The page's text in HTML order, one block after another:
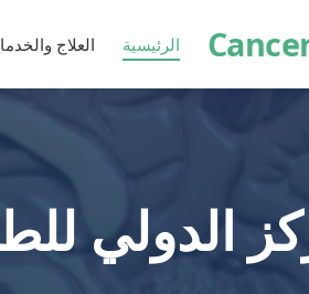
الرئيسية العلاج
الدولي